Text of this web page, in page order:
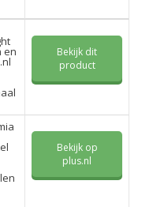
en
Bekijk dit
product
Bekijk op
plus.nl